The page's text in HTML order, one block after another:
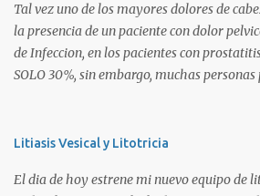
diversas, desde problemas geneticos,
precoz), obesidad, uso de pesticidas en el
simplemente vanidad o MICROPENE
a un pene MUY PEQUEÑO , y esta definido
OTRA ANOMALIA (Ver Pseudo Micropene).
Tal vez uno de los mayores dolores de
la presencia de un paciente con dolor
de Infeccion, en los pacientes con
SOLO 30%, sin embargo, muchas personas
1 o Prostatitis Aguda Prostatitis tipo 2 o
esta relacionada a germenes que no son
Litiasis Vesical y Litotricia
El dia de hoy estrene mi nuevo equipo de